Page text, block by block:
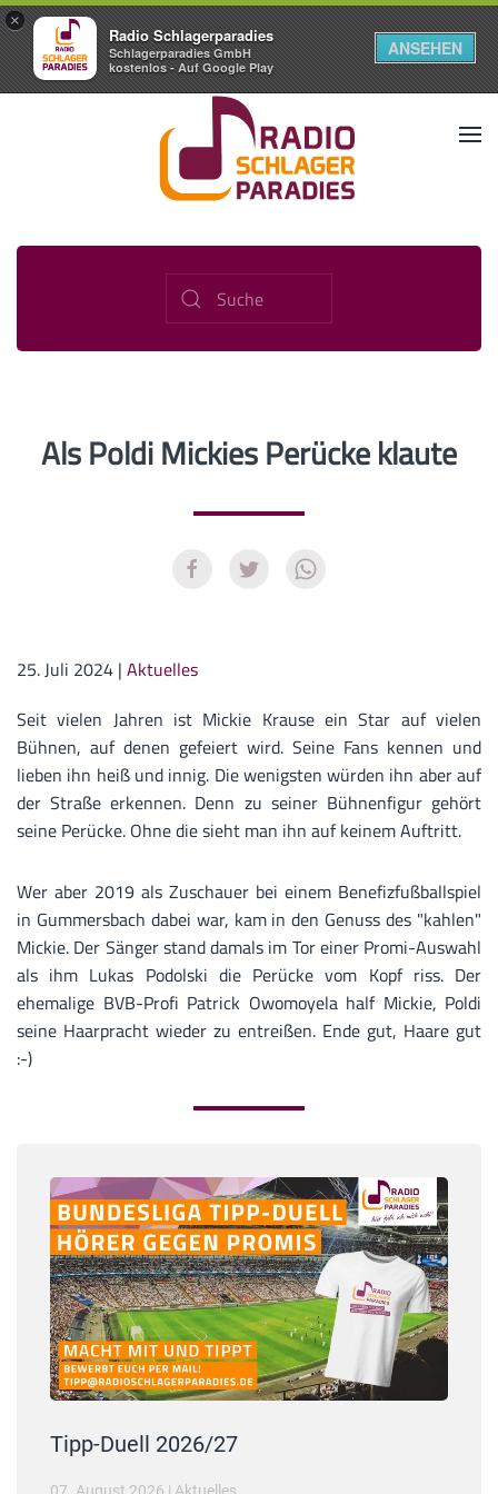
×
Radio Schlagerparadies
Schlagerparadies GmbH
kostenlos - Auf Google Play
ANSEHEN
Als Poldi Mickies Perücke klaute
25. Juli 2024 | Aktuelles
Seit vielen Jahren ist Mickie Krause ein Star auf vielen
Bühnen, auf denen gefeiert wird. Seine Fans kennen und
lieben ihn heiß und innig. Die wenigsten würden ihn aber auf
der Straße erkennen. Denn zu seiner Bühnenfigur gehört
seine Perücke. Ohne die sieht man ihn auf keinem Auftritt.
Wer aber 2019 als Zuschauer bei einem Benefizfußballspiel
in Gummersbach dabei war, kam in den Genuss des "kahlen"
Mickie. Der Sänger stand damals im Tor einer Promi-Auswahl
als ihm Lukas Podolski die Perücke vom Kopf riss. Der
ehemalige BVB-Profi Patrick Owomoyela half Mickie, Poldi
seine Haarpracht wieder zu entreißen. Ende gut, Haare gut
:-)
Tipp-Duell 2026/27